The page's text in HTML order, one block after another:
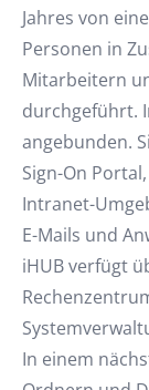
Jahres von
Personen in
Mitarbeitern
durchgeführt.
angebunden.
Sign-On
Intranet-
E-Mails und
iHUB verfügt
In einem